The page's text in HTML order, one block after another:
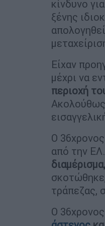
κίνδυνο
ξένης
Είχαν
μέχρι να
περιοχή
Ακολούθως
Ο 36χρονος
από την
τράπεζας,
Ο